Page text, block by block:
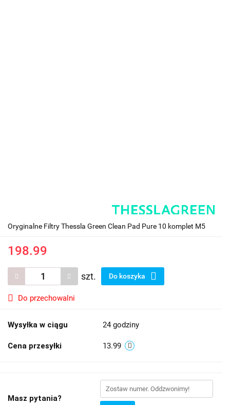
Oryginalne Filtry Thessla Green Clean Pad Pure 10 komplet M5
198.99
szt. Do koszyka
Do przechowalni
Wysyłka w ciągu 24 godziny
Cena przesyłki 13.99
Masz pytania?